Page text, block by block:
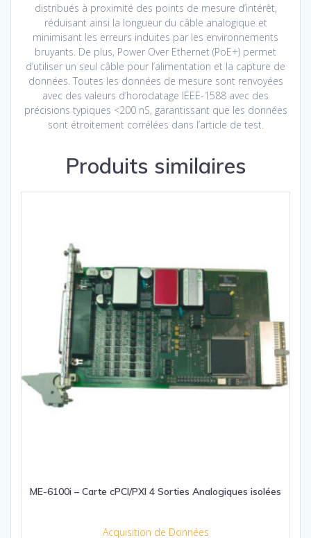
distribués à proximité des points de mesure d’intérêt,
réduisant ainsi la longueur du câble analogique et
minimisant les erreurs induites par les environnements
bruyants. De plus, Power Over Ethernet (PoE+) permet
d’utiliser un seul câble pour l’alimentation et la capture de
données. Toutes les données de mesure sont renvoyées
avec des valeurs d’horodatage IEEE-1588 avec des
précisions typiques <200 nS, garantissant que les données
sont étroitement corrélées dans l’article de test.
Produits similaires
ME-6100i – Carte cPCI/PXI 4 Sorties Analogiques isolées
Acquisition de Données